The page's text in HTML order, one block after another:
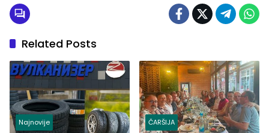
Related Posts
Najnovije ČARŠIJA